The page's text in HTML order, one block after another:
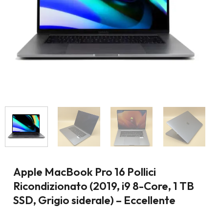
Apple MacBook Pro 16 Pollici
Ricondizionato (2019, i9 8-Core, 1 TB
SSD, Grigio siderale) – Eccellente